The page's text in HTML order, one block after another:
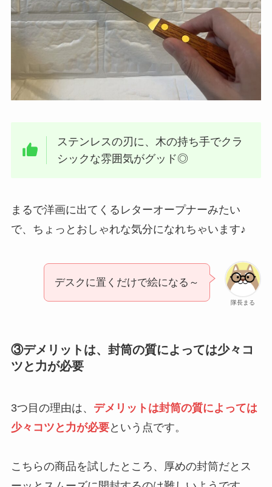
ステンレスの刃に、木の持ち手でクラ
シックな雰囲気がグッド◎
まるで洋画に出てくるレターオープナーみたい
で、ちょっとおしゃれな気分になれちゃいます♪
隊長まる
デスクに置くだけで絵になる～
③デメリットは、封筒の質によっては少々コ
ツと力が必要
3つ目の理由は、 デメリットは封筒の質によっては
少々コツと力が必要という点です。
こちらの商品を試したところ、厚めの封筒だとス